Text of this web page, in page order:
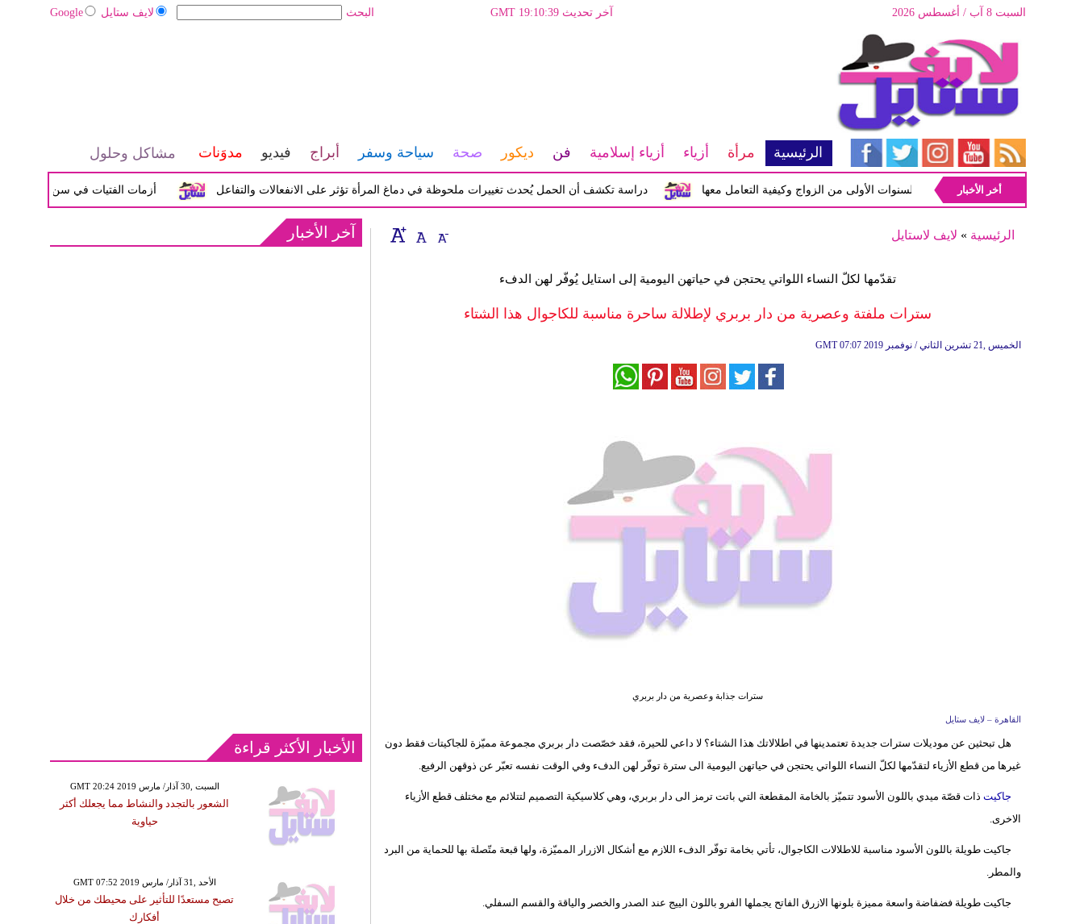
لايف ستايل Google البحث آخر تحديث GMT 19:10:39 السبت 8 آب / أغسطس 2026
الرئيسية مرأة أزياء أزياء إسلامية فن ديكور صحة سياحة وسفر أبراج فيديو مدوَنات مشاكل وحلول
أزمات الفتيات في سن المراهقة بين دراسة تكشف أن الحمل يُحدث تغييرات ملحوظة في دماغ المرأة تؤثر على الانفعالات والتفاعل أبرز المشاكل شيوعاً في السنوات الأولى من الزواج وكيفية التعامل معها
أخر الأخبار
الرئيسية » لايف لاستايل
تقدّمها لكلّ النساء اللواتي يحتجن في حياتهن اليومية إلى استايل يُوفّر لهن الدفء
سترات ملفتة وعصرية من دار بربري لإطلالة ساحرة مناسبة للكاجوال هذا الشتاء
GMT 07:07 2019 الخميس ,21 تشرين الثاني / نوفمبر
سترات جذابة وعصرية من دار بربري
القاهرة – لايف ستايل
هل تبحثين عن موديلات سترات جديدة تعتمدينها في اطلالاتك هذا الشتاء؟ لا داعي للحيرة، فقد خصّصت دار بربري مجموعة مميّزة للجاكيتات فقط دون
غيرها من قطع الأزياء لتقدّمها لكلّ النساء اللواتي يحتجن في حياتهن اليومية الى سترة توفّر لهن الدفء وفي الوقت نفسه تعبّر عن ذوقهن الرفيع.
جاكيتذات قصّة ميدي باللون الأسود تتميّز بالخامة المقطعة التي باتت ترمز الى دار بربري، وهي كلاسيكية التصميم لتتلائم مع مختلف قطع الأزياء
الاخرى.
جاكيت طويلة باللون الأسود مناسبة للاطلالات الكاجوال، تأتي بخامة توفّر الدفء اللازم مع أشكال الازرار المميّزة، ولها قبعة متّصلة بها للحماية من البرد
والمطر.
جاكيت طويلة فضفاضة واسعة مميزة بلونها الازرق الفاتح يجملها الفرو باللون الييج عند الصدر والخصر والياقة والقسم السفلي.
آخر الأخبار
الأخبار الأكثر قراءة
GMT 20:24 2019 السبت ,30 آذار/ مارس
الشعور بالتجدد والنشاط مما يجعلك أكثر
حياوية
GMT 07:52 2019 الأحد ,31 آذار/ مارس
تصبح مستعدًا للتأثير على محيطك من خلال
أفكارك